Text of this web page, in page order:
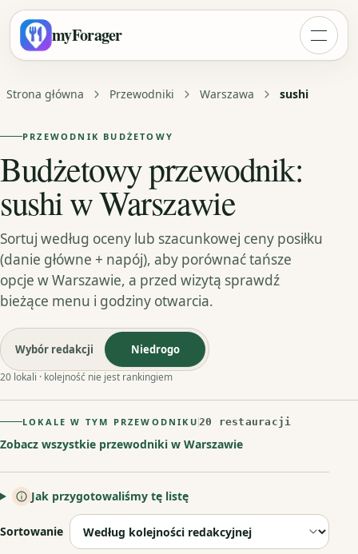
myForager
Strona główna Przewodniki Warszawa sushi
PRZEWODNIK BUDŻETOWY
Budżetowy przewodnik:
sushi w Warszawie
Sortuj według oceny lub szacunkowej ceny posiłku
(danie główne + napój), aby porównać tańsze
opcje w Warszawie, a przed wizytą sprawdź
bieżące menu i godziny otwarcia.
Wybór redakcji Niedrogo
20 lokali · kolejność nie jest rankingiem
LOKALE W TYM PRZEWODNIKU 20 restauracji
Zobacz wszystkie przewodniki w Warszawie
Jak przygotowaliśmy tę listę
Sortowanie